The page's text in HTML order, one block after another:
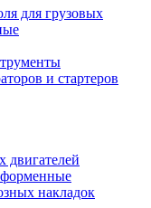
для грузовых
и стартеров
двигателей
накладок